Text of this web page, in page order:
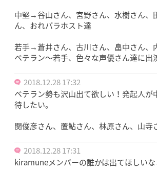
中堅→谷山さん、宮野さん、水樹さん、
ん、おれパラホスト達
若手→蒼井さん、古川さん、畠中さん、
ベテラン〜若手、色々な声優さん達に出
2018.12.28 17:32
ベテラン勢も沢山出て欲しい！発起人が
待したい。
関俊彦さん、置鮎さん、林原さん、山寺
2018.12.28 17:31
kiramuneメンバーの誰かは出てほしいな